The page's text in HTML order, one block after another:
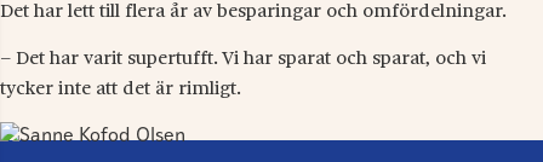
Det har lett till flera år av besparingar och omfördelningar.
– Det har varit supertufft. Vi har sparat och sparat, och vi
tycker inte att det är rimligt.